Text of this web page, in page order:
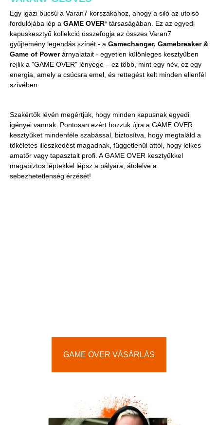
Egy igazi búcsú a Varan7 korszakához, ahogy a siló az utolsó
fordulójába lép a GAME OVER* társaságában. Ez az egyedi
kapuskesztyű kollekció összefogja az összes Varan7
gyűjtemény legendás színét - a Gamechanger, Gamebreaker&
Game of Powerárnyalatait - egyetlen különleges kesztyűben
rejlik a "GAME OVER" lényege – ez több, mint egy név, ez egy
energia, amely a csúcsra emel, és rettegést kelt minden ellenfél
szívében.
Szakértők lévén megértjük, hogy minden kapusnak egyedi
igényei vannak. Pontosan ezért hozzuk újra a GAME OVER
kesztyűket mindenféle szabással, biztosítva, hogy megtaláld a
tökéletes illeszkedést magadnak, függetlenül attól, hogy lelkes
amatőr vagy tapasztalt profi. A GAME OVER kesztyűkkel
magabiztos léptekkel lépsz a pályára, átölelve a
sebezhetetlenség érzését!
GAME OVER VÁSÁRLÁS